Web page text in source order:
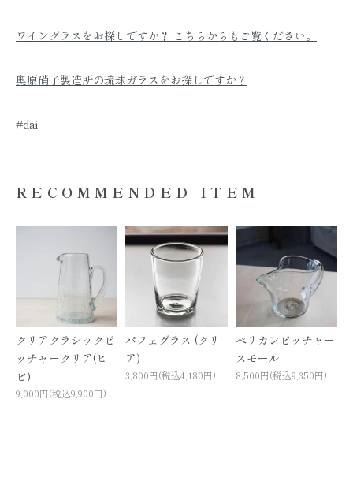
ワイングラスをお探しですか？ こちらからもご覧ください。
奥原硝子製造所の琉球ガラスをお探しですか？
#dai
RECOMMENDED ITEM
クリアクラシックピ
ッチャークリア(ヒ
ビ)
9,000円(税込9,900円)
パフェグラス (クリ
ア)
3,800円(税込4,180円)
ペリカンピッチャー
スモール
8,500円(税込9,350円)